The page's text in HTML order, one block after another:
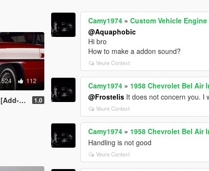
112
On] 1.0
Camy1974 »Custom Vehicle
@Aquaphobic
Hi bro
How to make a addon sound?
Veure Context
Camy1974 » 1958 Chevrolet Bel Air
@Frostelis It does not concern you. I
Veure Context
Camy1974 » 1958 Chevrolet Bel Air
Handling is not good
Veure Context